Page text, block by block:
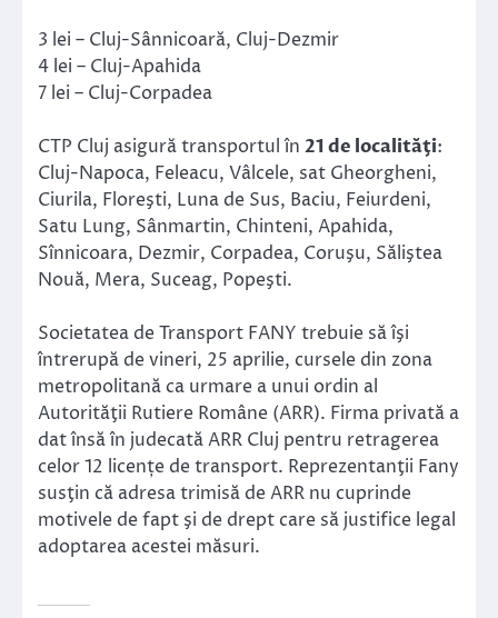
3 lei – Cluj-Sânnicoară, Cluj-Dezmir
4 lei – Cluj-Apahida
7 lei – Cluj-Corpadea
CTP Cluj asigură transportul în 21 de localităţi:
Cluj-Napoca, Feleacu, Vâlcele, sat Gheorgheni,
Ciurila, Floreşti, Luna de Sus, Baciu, Feiurdeni,
Satu Lung, Sânmartin, Chinteni, Apahida,
Sînnicoara, Dezmir, Corpadea, Coruşu, Săliştea
Nouă, Mera, Suceag, Popeşti.
Societatea de Transport FANY trebuie să îşi
întrerupă de vineri, 25 aprilie, cursele din zona
metropolitană ca urmare a unui ordin al
Autorităţii Rutiere Române (ARR). Firma privată a
dat însă în judecată ARR Cluj pentru retragerea
celor 12 licențe de transport. Reprezentanţii Fany
susţin că adresa trimisă de ARR nu cuprinde
motivele de fapt şi de drept care să justifice legal
adoptarea acestei măsuri.